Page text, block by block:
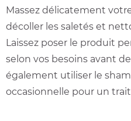
Massez délicatement
décoller les saletés et
Laissez poser le produit
selon vos besoins avant
également utiliser le
occasionnelle pour un